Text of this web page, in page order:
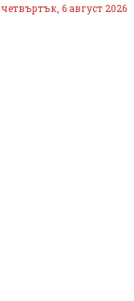
четвъртък, 6 август 2026